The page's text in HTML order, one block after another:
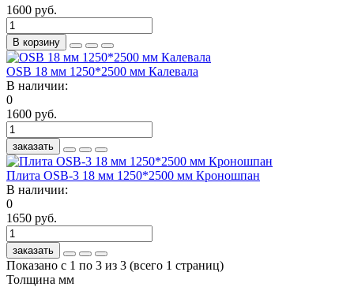
1600 руб.
В корзину
OSB 18 мм 1250*2500 мм Калевала
В наличии:
0
1600 руб.
заказать
Плита OSB-3 18 мм 1250*2500 мм Кроношпан
В наличии:
0
1650 руб.
заказать
Показано с 1 по 3 из 3 (всего 1 страниц)
Толщина мм